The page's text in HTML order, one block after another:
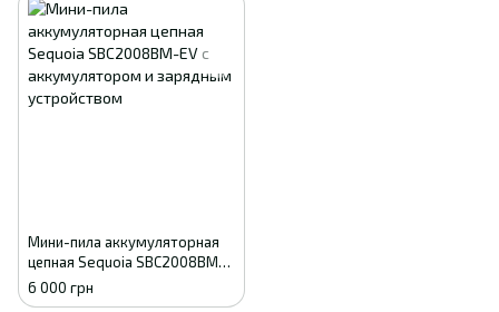
Мини-пила аккумуляторная
цепная Sequoia SBC2008BM-
EV с аккумулятором и
зарядным устройством
6 000 грн